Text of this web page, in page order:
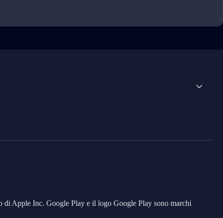
Apple Inc. Google Play e il logo Google Play sono marchi